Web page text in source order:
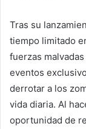
Tras su
tiempo limitado
fuerzas malvadas
eventos
derrotar a los
vida diaria. Al
oportunidad de